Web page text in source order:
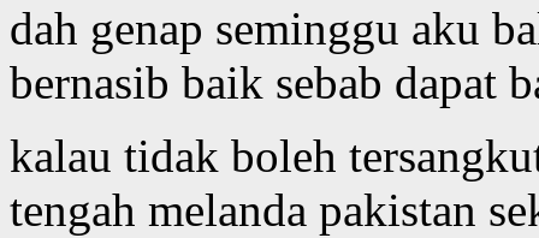
dah genap seminggu aku
bernasib baik sebab dapat
kalau tidak boleh
tengah melanda pakistan